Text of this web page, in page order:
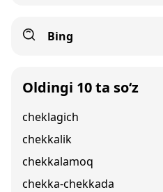
Bing
Oldingi 10 ta so‘z
cheklagich
chekkalik
chekkalamoq
chekka-chekkada